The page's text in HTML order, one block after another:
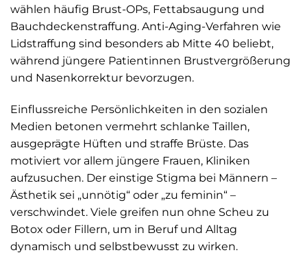
wählen häufig Brust-OPs, Fettabsaugung und
Bauchdeckenstraffung. Anti-Aging-Verfahren wie
Lidstraffung sind besonders ab Mitte 40 beliebt,
während jüngere Patientinnen Brustvergrößerung
und Nasenkorrektur bevorzugen.
Einflussreiche Persönlichkeiten in den sozialen
Medien betonen vermehrt schlanke Taillen,
ausgeprägte Hüften und straffe Brüste. Das
motiviert vor allem jüngere Frauen, Kliniken
aufzusuchen. Der einstige Stigma bei Männern –
Ästhetik sei „unnötig“ oder „zu feminin“ –
verschwindet. Viele greifen nun ohne Scheu zu
Botox oder Fillern, um in Beruf und Alltag
dynamisch und selbstbewusst zu wirken.